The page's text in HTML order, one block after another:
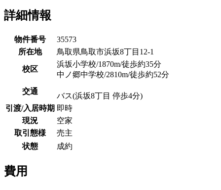
詳細情報
物件番号
35573
所在地
鳥取県鳥取市浜坂8丁目12-1
校区
浜坂小学校/1870m/徒歩約35分
中ノ郷中学校/2810m/徒歩約52分
交通
バス(浜坂8丁目 停歩4分)
引渡/入居時期 即時
現況
空家
取引態様
売主
状態
成約
費用